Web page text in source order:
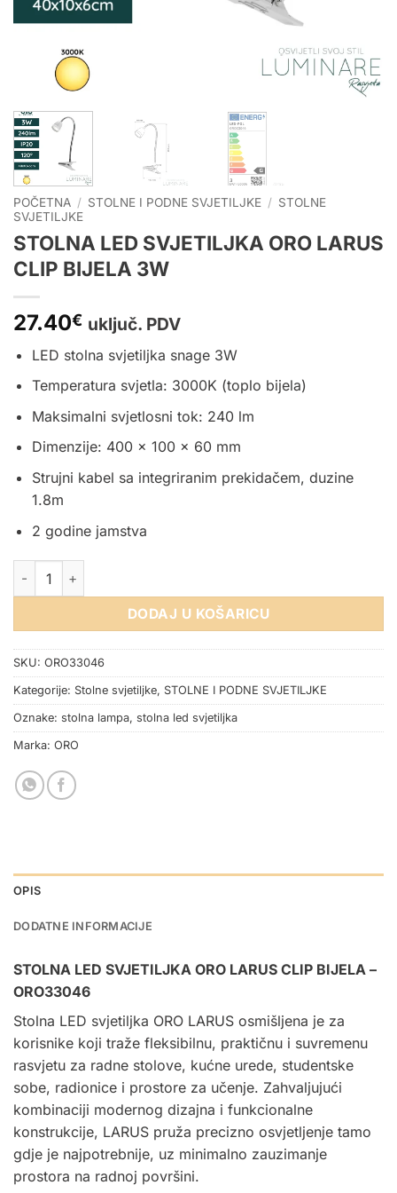
POČETNA / STOLNE I PODNE SVJETILJKE / STOLNE
SVJETILJKE
STOLNA LED SVJETILJKA ORO LARUS
CLIP BIJELA 3W
27.40€ uključ. PDV
LED stolna svjetiljka snage 3W
Temperatura svjetla: 3000K (toplo bijela)
Maksimalni svjetlosni tok: 240 lm
Dimenzije: 400 x 100 x 60 mm
Strujni kabel sa integriranim prekidačem, duzine
1.8m
2 godine jamstva
STOLNA LED SVJETILJKA ORO LARUS CLIP BIJELA 3W
DODAJ U KOŠARICU
SKU: ORO33046
Kategorije: Stolne svjetiljke, STOLNE I PODNE SVJETILJKE
Oznake: stolna lampa, stolna led svjetiljka
Marka: ORO
OPIS
DODATNE INFORMACIJE
STOLNA LED SVJETILJKA ORO LARUS CLIP BIJELA –
ORO33046
Stolna LED svjetiljka ORO LARUS osmišljena je za
korisnike koji traže fleksibilnu, praktičnu i suvremenu
rasvjetu za radne stolove, kućne urede, studentske
sobe, radionice i prostore za učenje. Zahvaljujući
kombinaciji modernog dizajna i funkcionalne
konstrukcije, LARUS pruža precizno osvjetljenje tamo
gdje je najpotrebnije, uz minimalno zauzimanje
prostora na radnoj površini.